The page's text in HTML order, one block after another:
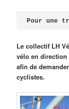
Pour une
Le collectif LH
vélo en direction
afin de
cyclistes.